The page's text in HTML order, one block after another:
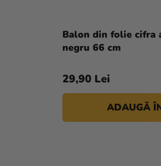
Balon din folie cifra
negru 66 cm
29,90 Lei
ADAUGĂ